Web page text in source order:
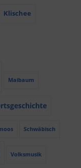
Klischee
Maibaum
Schwäbisch
Volksmusik